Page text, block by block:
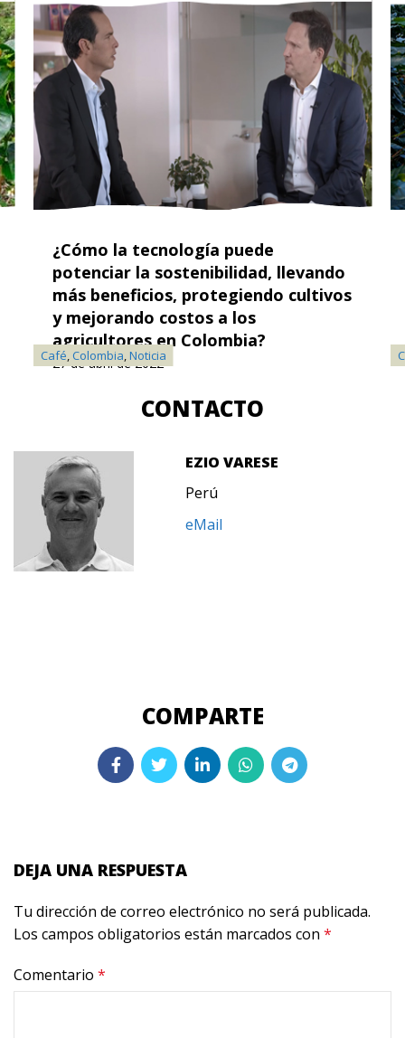
Café,Colombia,Noticia
¿Cómo la tecnología puede
potenciar la sostenibilidad, llevando
más beneficios, protegiendo cultivos
y mejorando costos a los
agricultores en Colombia?
27 de abril de 2022
CONTACTO
EZIO VARESE
Perú
eMail
DEJA UNA RESPUESTA
Tu dirección de correo electrónico no será publicada.
Los campos obligatorios están marcados con *
Comentario *